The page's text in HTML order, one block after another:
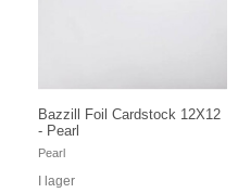
Bazzill Foil Cardstock 12X12
- Pearl
Pearl
I lager